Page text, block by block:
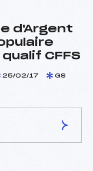
d'Argent
CFFS
25/02/17 GS